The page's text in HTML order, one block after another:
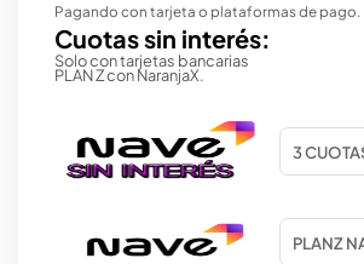
Pagando con tarjeta o plataformas de pago.
Cuotas sin interés:
Solo con tarjetas bancarias
PLAN Z con NaranjaX.